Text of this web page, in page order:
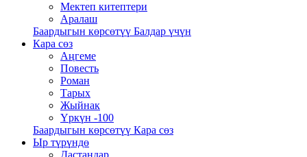
Мектеп китептери
Аралаш
Баардыгын көрсөтүү Балдар үчүн
Кара сөз
Аңгеме
Повесть
Роман
Тарых
Жыйнак
Үркүн -100
Баардыгын көрсөтүү Кара сөз
Ыр түрүндө
Дастандар